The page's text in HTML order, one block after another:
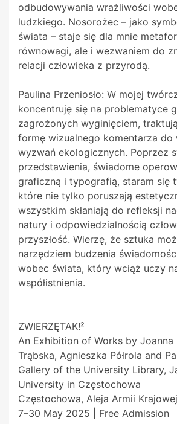
odbudowywania wrażliwości
ludzkiego. Nosorożec – jako
świata – staje się dla mnie
równowagi, ale i wezwaniem do
relacji człowieka z przyrodą.
Paulina Przeniosło: W mojej
koncentruję się na problematyce
zagrożonych wyginięciem,
formę wizualnego komentarza do
wyzwań ekologicznych. Poprzez
przedstawienia, świadome
graficzną i typografią, staram się
które nie tylko poruszają
wszystkim skłaniają do refleksji
natury i odpowiedzialnością
przyszłość. Wierzę, że sztuka
narzędziem budzenia
wobec świata, który wciąż uczy
współistnienia.
ZWIERZĘTAK!²
An Exhibition of Works by Joanna
Trąbska, Agnieszka Półrola and
Gallery of the University Library,
University in Częstochowa
Częstochowa, Aleja Armii
7–30 May 2025 | Free Admission